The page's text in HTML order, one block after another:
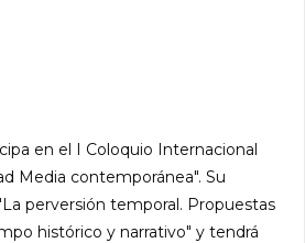
en el I Coloquio Internacional
Media contemporánea". Su
perversión temporal. Propuestas
histórico y narrativo" y tendrá